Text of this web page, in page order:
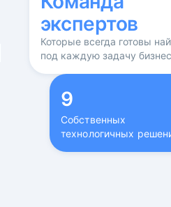
экспертов
Которые всегда готовы
под каждую задачу
9
Собственных
технологичных